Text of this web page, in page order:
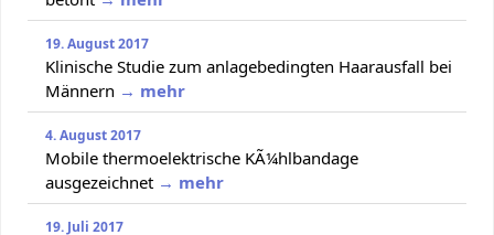
19. August 2017
Klinische Studie zum anlagebedingten Haarausfall bei
Männern → mehr
4. August 2017
Mobile thermoelektrische KÃ¼hlbandage
ausgezeichnet → mehr
19. Juli 2017